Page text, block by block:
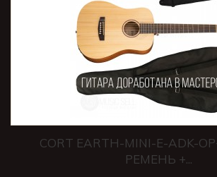
CORT EARTH-MINI-E-ADK-
РЕМЕНЬ +...